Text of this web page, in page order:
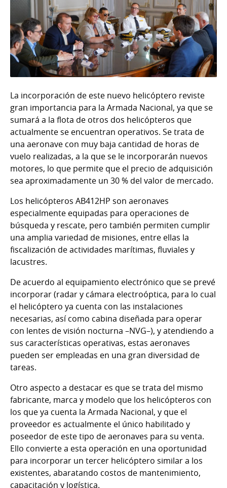
La incorporación de este nuevo helicóptero reviste
gran importancia para la Armada Nacional, ya que se
sumará a la flota de otros dos helicópteros que
actualmente se encuentran operativos. Se trata de
una aeronave con muy baja cantidad de horas de
vuelo realizadas, a la que se le incorporarán nuevos
motores, lo que permite que el precio de adquisición
sea aproximadamente un 30 % del valor de mercado.
Los helicópteros AB412HP son aeronaves
especialmente equipadas para operaciones de
búsqueda y rescate, pero también permiten cumplir
una amplia variedad de misiones, entre ellas la
fiscalización de actividades marítimas, fluviales y
lacustres.
De acuerdo al equipamiento electrónico que se prevé
incorporar (radar y cámara electroóptica, para lo cual
el helicóptero ya cuenta con las instalaciones
necesarias, así como cabina diseñada para operar
con lentes de visión nocturna –NVG–), y atendiendo a
sus características operativas, estas aeronaves
pueden ser empleadas en una gran diversidad de
tareas.
Otro aspecto a destacar es que se trata del mismo
fabricante, marca y modelo que los helicópteros con
los que ya cuenta la Armada Nacional, y que el
proveedor es actualmente el único habilitado y
poseedor de este tipo de aeronaves para su venta.
Ello convierte a esta operación en una oportunidad
para incorporar un tercer helicóptero similar a los
existentes, abaratando costos de mantenimiento,
capacitación y logística.